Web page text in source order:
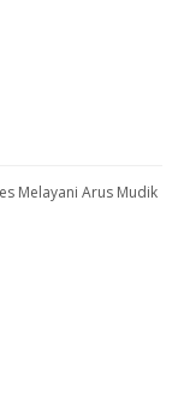
Melayani Arus Mudik